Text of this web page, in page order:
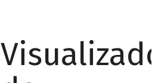
Visualizador